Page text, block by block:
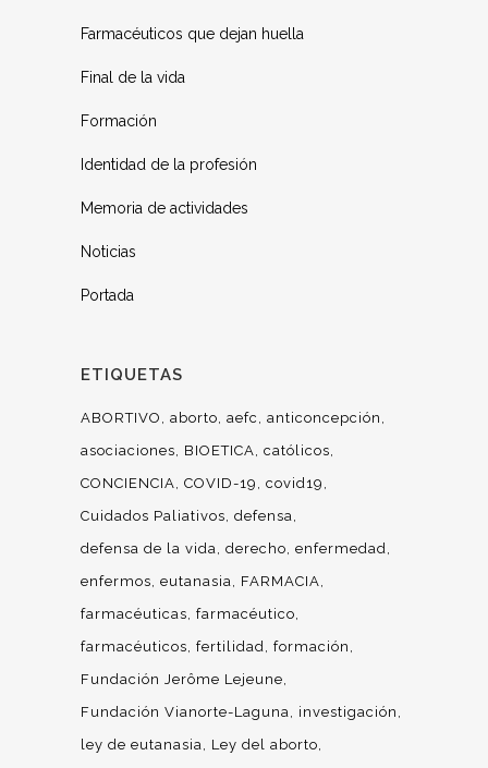
Farmacéuticos que dejan huella
Final de la vida
Formación
Identidad de la profesión
Memoria de actividades
Noticias
Portada
ETIQUETAS
ABORTIVO aborto aefc
anticoncepción
asociaciones
BIOETICA católicos
CONCIENCIA COVID-19
covid19
Cuidados Paliativos defensa
defensa de la vida derecho enfermedad
enfermos eutanasia
FARMACIA
farmacéuticas farmacéutico
farmacéuticos fertilidad formación
Fundación Jerôme Lejeune
Fundación Vianorte-Laguna
investigación
ley de eutanasia
Ley del aborto